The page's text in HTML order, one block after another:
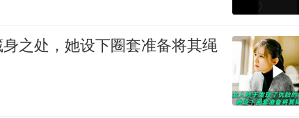
之处，她设下圈套准备将其绳